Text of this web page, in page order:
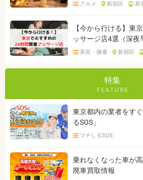
グルメ 新宿区 新
【今から行ける】東
ッサージ店4選（深夜
美容・健康 新宿区
特集
東京都内の業者をす
るSOS」
マチしるSOS
乗れなくなった車が
廃車買取情報